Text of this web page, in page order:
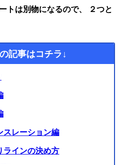
トは別物になるので、 ２つと
記事はコチラ↓
レーション編
インの決め方